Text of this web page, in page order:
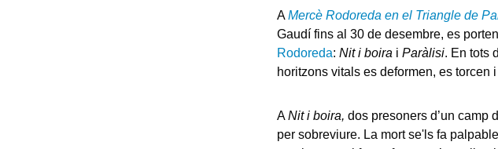
AMercè Rodoreda en el Triangle de
Gaudí fins al 30 de desembre, es
Rodoreda: Nit i boira i Paràlisi. En tots
horitzons vitals es deformen, es torcen i
ANit i boira, dos presoners d’un camp
per sobreviure. La mort se'ls fa